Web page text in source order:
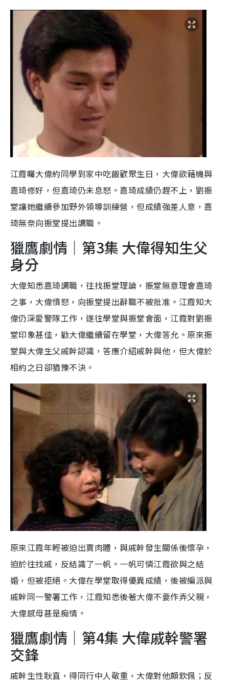
江霞囑大偉約同學到家中吃飯歡聚生日，大偉欲藉機與
嘉琦修好，但嘉琦仍未息怒。嘉琦成績仍趕不上，劉振
堂讓她繼續參加野外領導訓練營，但成績強差人意，嘉
琦無奈向振堂提出調職。
獵鷹劇情｜第3集 大偉得知生父
身分
大偉知悉嘉琦調職，往找振堂理論，振堂無意理會嘉琦
之事，大偉憤怒，向振堂提出辭職不被批准。江霞知大
偉仍深愛警隊工作，遂往學堂與振堂會面，江霞對劉振
堂印象甚佳，勸大偉繼續留在學堂，大偉答允。原來振
堂與大偉生父戚幹認識，答應介紹戚幹與他，但大偉於
相約之日卻猶豫不決。
原來江霞年輕被迫出賣肉體，與戚幹發生關係後懷孕，
迫於往找戚，反結識了一帆。一帆可憐江霞欲與之結
婚，但被拒絕。大偉在學堂取得優異成績，後被編派與
戚幹同一警署工作，江霞知悉後著大偉不要作弄父親，
大偉感母甚是痴情。
獵鷹劇情｜第4集 大偉戚幹警署
交鋒
戚幹生性耿直，得同行中人敬重，大偉對他頗欽佩；反